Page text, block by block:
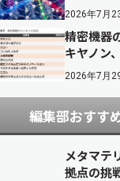
2026年7月
精密機器
キヤノン
2026年7月
編集部おすす
メタマテ
拠点の挑